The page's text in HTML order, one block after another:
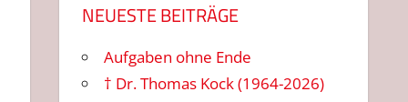
NEUESTE BEITRÄGE
Aufgaben ohne Ende
† Dr. Thomas Kock (1964-2026)